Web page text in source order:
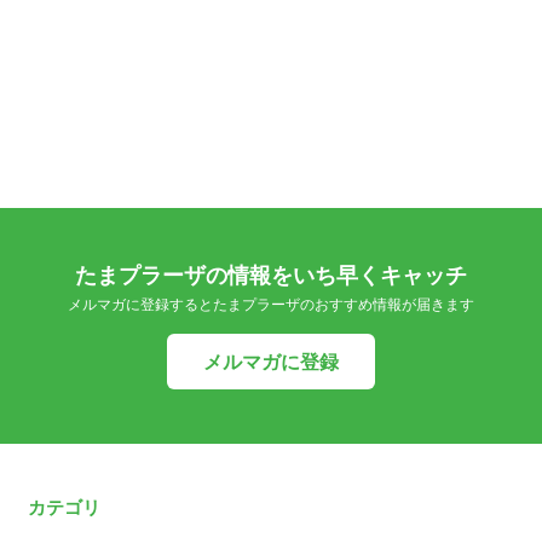
たまプラーザの情報をいち早くキャッチ
メルマガに登録するとたまプラーザのおすすめ情報が届きます
メルマガに登録
カテゴリ